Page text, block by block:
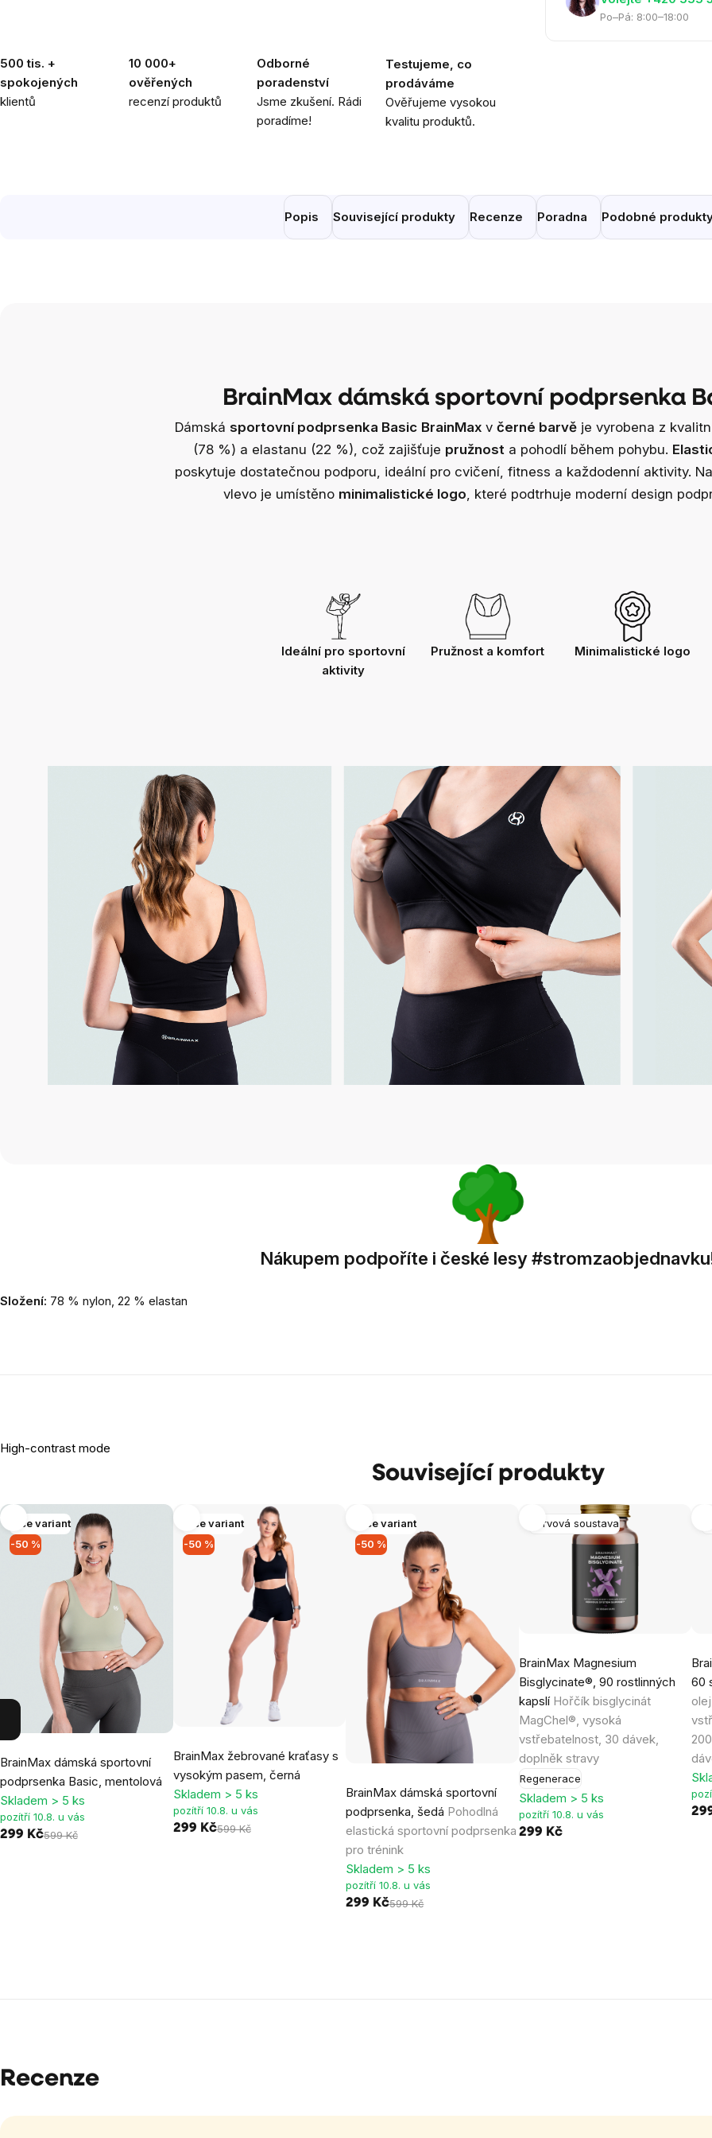
500 tis. +
spokojených
klientů
10 000+
ověřených
recenzí produktů
Odborné
poradenství
Jsme zkušení. Rádi
poradíme!
Testujeme, co
prodáváme
Ověřujeme vysokou
kvalitu produktů.
Po–Pá: 8:00–18:00
Popis Související produkty Recenze Poradna Podobné
BrainMax dámská sportovní podprsenka
Dámská sportovní podprsenka Basic BrainMaxv černé barvěje vyrobena z
(78 %) a elastanu (22 %), což zajišťuje pružnosta pohodlí během pohybu.
poskytuje dostatečnou podporu, ideální pro cvičení, fitness a každodenní aktivity.
vlevo je umístěno minimalistické logo, které podtrhuje moderní design
Ideální pro sportovní
aktivity
Pružnost a komfort Minimalistické logo
Nákupem podpoříte i české lesy
Složení: 78 % nylon, 22 % elastan
High-contrast mode
Související produkty
-50 %
Více variant
BrainMax dámská sportovní
podprsenka Basic, mentolová
Skladem > 5 ks
pozítří 10.8. u vás
299 Kč599 Kč
-50 %
Více variant
BrainMax žebrované kraťasy s
vysokým pasem, černá
Skladem > 5 ks
pozítří 10.8. u vás
299 Kč599 Kč
-50 %
Více variant
BrainMax dámská sportovní
podprsenka, šedá Pohodlná
elastická sportovní podprsenka
pro trénink
Skladem > 5 ks
pozítří 10.8. u vás
299 Kč599 Kč
Nervová soustava
BrainMax Magnesium
Bisglycinate®, 90 rostlinných
kapslí Hořčík bisglycinát
MagChel®, vysoká
vstřebatelnost, 30 dávek,
doplněk stravy
Regenerace
Skladem > 5 ks
pozítří 10.8. u vás
299 Kč
60
Recenze